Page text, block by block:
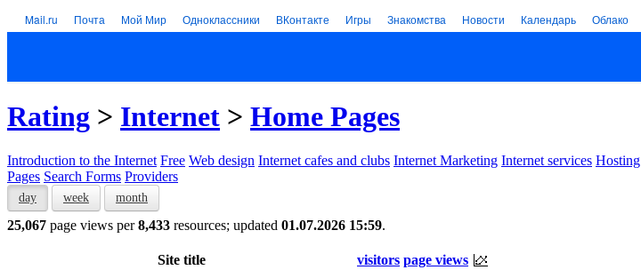
Mail.ru Почта Мой Мир Одноклассники ВКонтакте Игры Знакомства Новости Календарь Облако
Rating > Internet > Home Pages
Introduction to the Internet Free Web design Internet cafes and clubs Internet Marketing Internet services Hosting
Pages Search Forms Providers
day week month
25,067 page views per8,433 resources; updated 01.07.2026 15:59.
Site title visitors page views